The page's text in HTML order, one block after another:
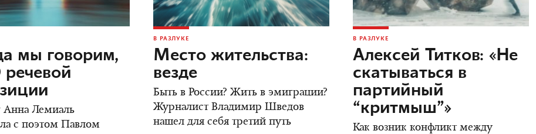
мы говорим,
Анна Лемиаль
с поэтом Павлом
В РАЗЛУКЕ
Место жительства:
везде
Быть в России? Жить в эмиграции?
Журналист Владимир Шведов
нашел для себя третий путь
В РАЗЛУКЕ
Алексей Титков: «Не
скатываться в
партийный
“критмыш”»
Как возник конфликт между